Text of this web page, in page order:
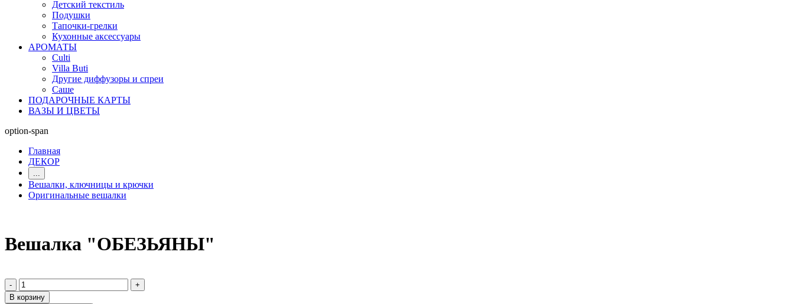
Детский текстиль
Подушки
Тапочки-грелки
Кухонные аксессуары
АРОМАТЫ
Culti
Villa Buti
Другие диффузоры и спреи
Саше
ПОДАРОЧНЫЕ КАРТЫ
ВАЗЫ И ЦВЕТЫ
option-span
Главная
ДЕКОР
...
Вешалки, ключницы и крючки
Оригинальные вешалки
Вешалка "ОБЕЗЬЯНЫ"
-
+
В корзину